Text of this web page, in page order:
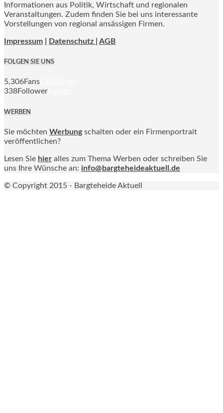
Informationen aus Politik, Wirtschaft und regionalen
Veranstaltungen. Zudem finden Sie bei uns interessante
Vorstellungen von regional ansässigen Firmen.
Impressum Datenschutz | AGB
FOLGEN SIE UNS
5,306Fans
338Follower
WERBEN
Sie möchten Werbung schalten oder ein Firmenportrait
veröffentlichen?
Lesen Sie hier alles zum Thema Werben oder schreiben Sie
uns Ihre Wünsche an: info@bargteheideaktuell.de
© Copyright 2015 - Bargteheide Aktuell